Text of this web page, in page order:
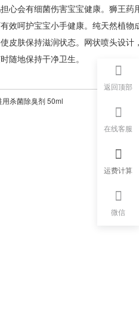
心会有细菌伤害宝宝健康。狮王
效呵护宝宝小手健康。纯天然植
皮肤保持滋润状态。网状喷头设
随地保持干净卫生。
杀菌除臭剂 50ml
返回顶部
在线客服
运费计算
微信